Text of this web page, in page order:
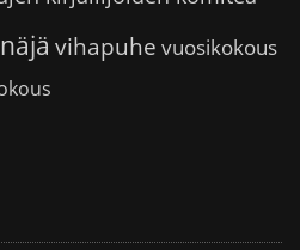
vihapuhe vuosikokous